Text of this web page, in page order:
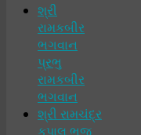
શ્રી
રામકબીર
ભગવાન
પ્રભુ
રામકબીર
ભગવાન
શ્રી રામચંદ્ર
કૃપાલુ ભજ